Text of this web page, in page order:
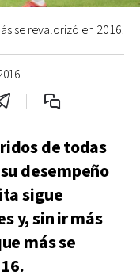
se revalorizó en 2016.
de todas
desempeño
sigue
y, sin ir más
más se